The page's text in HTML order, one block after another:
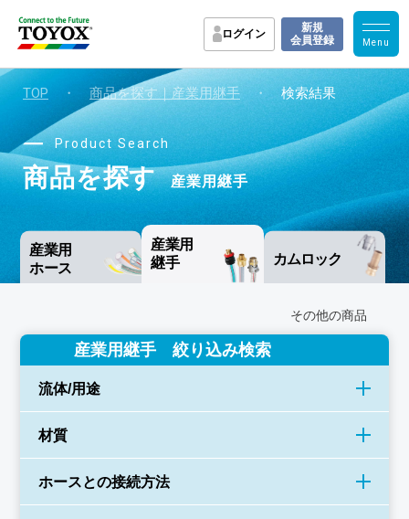
ログイン
新規
会員登録
TOP ・ 商品を探す｜産業用継手 ・ 検索結果
Product Search
商品を探す 産業用継手
産業用
ホース
産業用
継手
カムロック
その他の商品
産業用継手 絞り込み検索
流体/用途
材質
ホースとの接続方法